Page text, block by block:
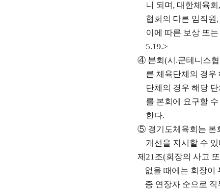
니 되며 ,대한체육회
협회의 다른 임직원
이에 따른 보상 또
5.19.>
④ 본회(시 .군테니스
른 체육단체의 경우
단체의 경우 해당
를 본회에 요구할
한다.
⑤ 경기도체육회는 본
개선을 지시할 수
제21조(회장의 사고
없을 때에는 회장이
중 연장자 순으로